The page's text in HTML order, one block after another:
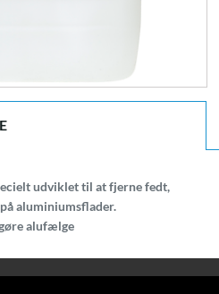
udviklet til at fjerne fedt,
aluminiumsflader.
alufælge